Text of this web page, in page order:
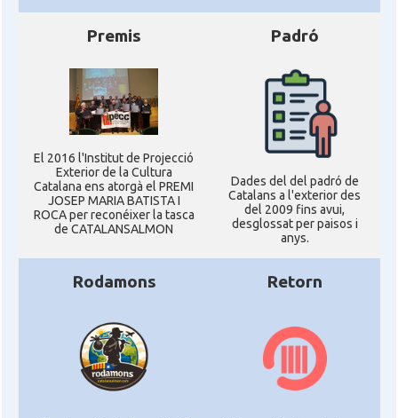
Premis
El 2016 l'Institut de Projecció
Exterior de la Cultura
Catalana ens atorgà el PREMI
JOSEP MARIA BATISTA I
ROCA per reconéixer la tasca
de CATALANSALMON
Padró
Dades del del padró de
Catalans a l'exterior des
del 2009 fins avui,
desglossat per paisos i
anys.
Rodamons Retorn